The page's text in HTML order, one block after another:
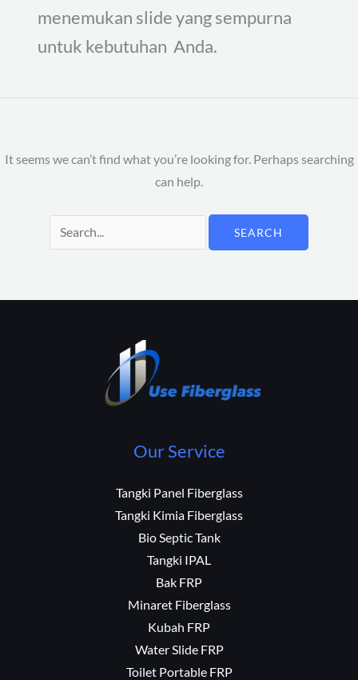
menemukan slide yang sempurna
untuk kebutuhan Anda.
It seems we can’t find what you’re looking for. Perhaps searching
can help.
Our Service
Tangki Panel Fiberglass
Tangki Kimia Fiberglass
Bio Septic Tank
Tangki IPAL
Bak FRP
Minaret Fiberglass
Kubah FRP
Water Slide FRP
Toilet Portable FRP